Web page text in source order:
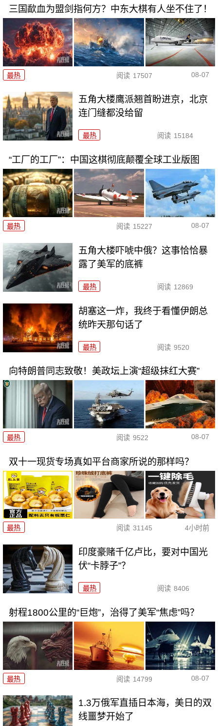
三国歃血为盟剑指何方？中东大棋有人坐不住了！
最热 阅读 17507 08-07
五角大楼鹰派翘首盼进京，北京
连门缝都没给留
最热 阅读 15184
“工厂的工厂”：中国这棋彻底颠覆全球工业版图
最热 阅读 15227 08-07
五角大楼吓唬中俄？这事恰恰暴
露了美军的底裤
最热 阅读 12869
胡塞这一炸，我终于看懂伊朗总
统昨天那句话了
最热 阅读 9520
向特朗普同志致敬！美政坛上演“超级抹红大赛”
最热 阅读 9522 08-07
双十一现货专场真如平台商家所说的那样吗？
最热 阅读 31145 4小时前
印度豪赌千亿卢比，要对中国光
伏“卡脖子”？
最热 阅读 8406
射程1800公里的“巨炮”，治得了美军“焦虑”吗？
最热 阅读 14799 08-07
1.3万俄军直插日本海，美日的双
线噩梦开始了